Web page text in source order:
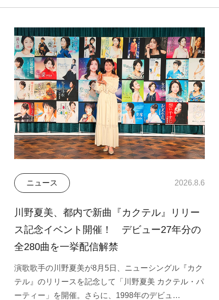
ニュース 2026.8.6
川野夏美、都内で新曲『カクテル』リリー
ス記念イベント開催！ デビュー27年分の
全280曲を一挙配信解禁
演歌歌手の川野夏美が8月5日、ニューシングル『カク
テル』のリリースを記念して「川野夏美 カクテル・パ
ーティー」を開催。さらに、1998年のデビュ…